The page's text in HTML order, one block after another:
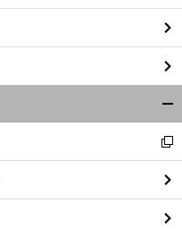
閉
る
新
し
い
ウ
ィ